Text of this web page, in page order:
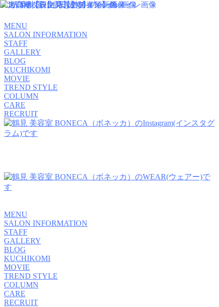
MENU
SALON INFORMATION
STAFF
GALLERY
BLOG
KUCHIKOMI
MOVIE
TREND STYLE
COLUMN
CARE
RECRUIT
MENU
SALON INFORMATION
STAFF
GALLERY
BLOG
KUCHIKOMI
MOVIE
TREND STYLE
COLUMN
CARE
RECRUIT